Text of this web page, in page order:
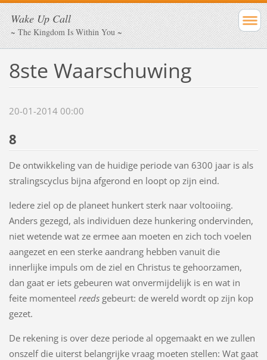
Wake Up Call
~ The Kingdom Is Within You ~
8ste Waarschuwing
20-01-2014 00:00
8
De ontwikkeling van de huidige periode van 6300 jaar is als
stralingscyclus bijna afgerond en loopt op zijn eind.
Iedere ziel op de planeet hunkert sterk naar voltooiing.
Anders gezegd, als individuen deze hunkering ondervinden,
niet wetende wat ze ermee aan moeten en zich toch voelen
aangezet en een sterke aandrang hebben vanuit die
innerlijke impuls om de ziel en Christus te gehoorzamen,
dan gaat er iets gebeuren wat onvermijdelijk is en wat in
feite momenteel reedsgebeurt: de wereld wordt op zijn kop
gezet.
De rekening is over deze periode al opgemaakt en we zullen
onszelf die uiterst belangrijke vraag moeten stellen: Wat gaat